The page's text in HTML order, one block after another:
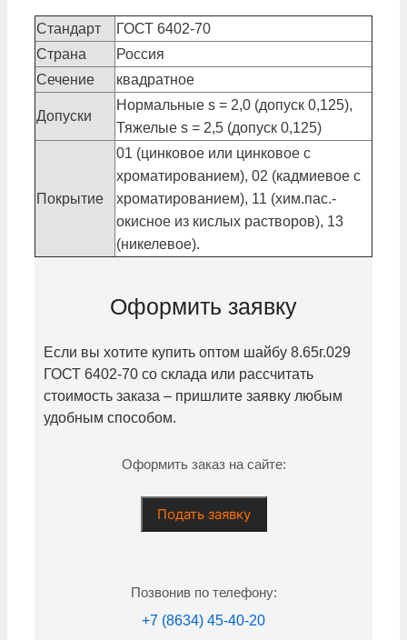
Стандарт
ГОСТ 6402-70
Страна
Россия
Сечение
квадратное
Допуски
Нормальные s = 2,0 (допуск 0,125),
Тяжелые s = 2,5 (допуск 0,125)
Покрытие
01 (цинковое или цинковое с
хроматированием), 02 (кадмиевое с
хроматированием), 11 (хим.пас.-
окисное из кислых растворов), 13
(никелевое).
Оформить заявку
Если вы хотите купить оптом шайбу 8.65г.029
ГОСТ 6402-70 со склада или рассчитать
стоимость заказа – пришлите заявку любым
удобным способом.
Оформить заказ на сайте:
Подать заявку
Позвонив по телефону:
+7 (8634) 45-40-20